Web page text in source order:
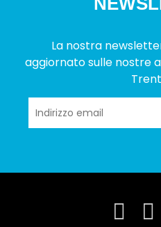
La nostra
aggiornato sulle nostre